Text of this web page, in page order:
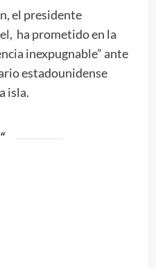
el presidente
, ha prometido en la
inexpugnable” ante
estadounidense
isla.